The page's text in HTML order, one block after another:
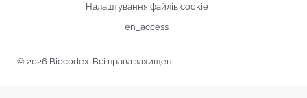
© 2026 Biocodex. Всі права захищені.
Налаштування файлів cookie
en_access